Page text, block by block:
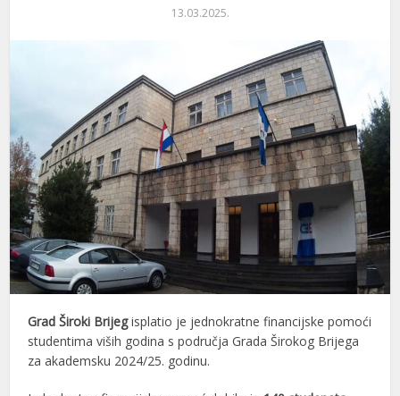
13.03.2025.
Grad Široki Brijegisplatio je jednokratne financijske pomoći
studentima viših godina s područja Grada Širokog Brijega
za akademsku 2024/25. godinu.